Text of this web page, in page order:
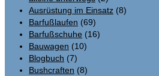
Ausrüstung im Einsatz (8)
Barfußlaufen (69)
Barfußschuhe (16)
Bauwagen (10)
Blogbuch (7)
Bushcraften (8)